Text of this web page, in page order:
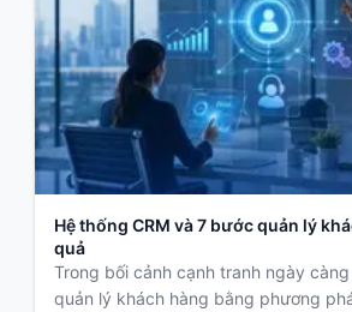
Hệ thống CRM và 7 bước quản lý
quả
Trong bối cảnh cạnh tranh ngày
quản lý khách hàng bằng phương